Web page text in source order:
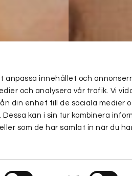
innehållet och
och analysera vår trafik. Vi
din enhet till de sociala medier
kan i sin tur kombinera
som de har samlat in när du